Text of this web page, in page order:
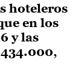
hoteleros
en los
y las